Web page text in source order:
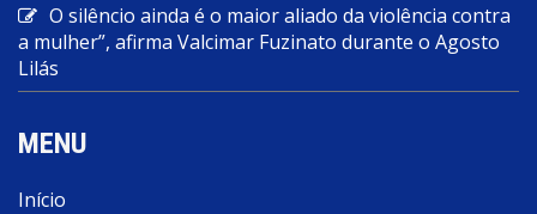
O silêncio ainda é o maior aliado da violência contra
a mulher”, afirma Valcimar Fuzinato durante o Agosto
Lilás
MENU
Início